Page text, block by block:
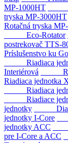
MP-1000HT
tryska MP-3000HT
Rotačná tryska
Eco-Rotator
postrekovač TTS-
Príslušenstvo ku
Riadiaca
Interiérová
Riadiaca jednotka
Riadiaca
Riadiace
jednotky
jednotky I-Core
jednotky ACC
pre I-Core a ACC